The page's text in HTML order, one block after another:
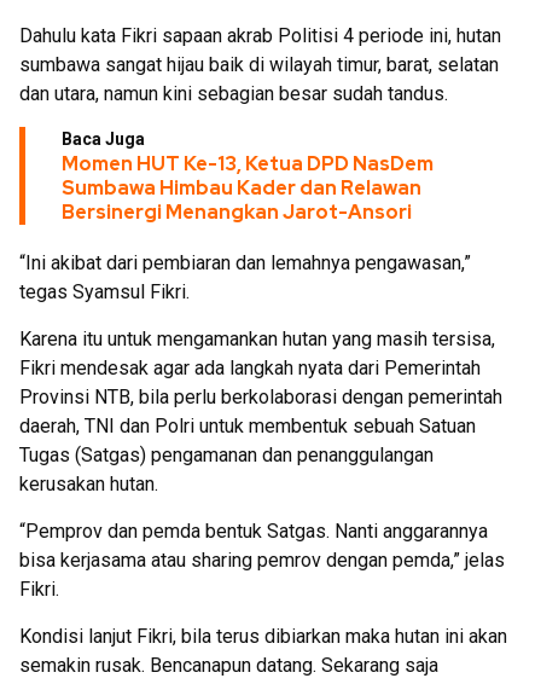
Dahulu kata Fikri sapaan akrab Politisi 4 periode ini, hutan
sumbawa sangat hijau baik di wilayah timur, barat, selatan
dan utara, namun kini sebagian besar sudah tandus.
Baca Juga
Momen HUT Ke-13, Ketua DPD NasDem
Sumbawa Himbau Kader dan Relawan
Bersinergi Menangkan Jarot-Ansori
“Ini akibat dari pembiaran dan lemahnya pengawasan,”
tegas Syamsul Fikri.
Karena itu untuk mengamankan hutan yang masih tersisa,
Fikri mendesak agar ada langkah nyata dari Pemerintah
Provinsi NTB, bila perlu berkolaborasi dengan pemerintah
daerah, TNI dan Polri untuk membentuk sebuah Satuan
Tugas (Satgas) pengamanan dan penanggulangan
kerusakan hutan.
“Pemprov dan pemda bentuk Satgas. Nanti anggarannya
bisa kerjasama atau sharing pemrov dengan pemda,” jelas
Fikri.
Kondisi lanjut Fikri, bila terus dibiarkan maka hutan ini akan
semakin rusak. Bencanapun datang. Sekarang saja